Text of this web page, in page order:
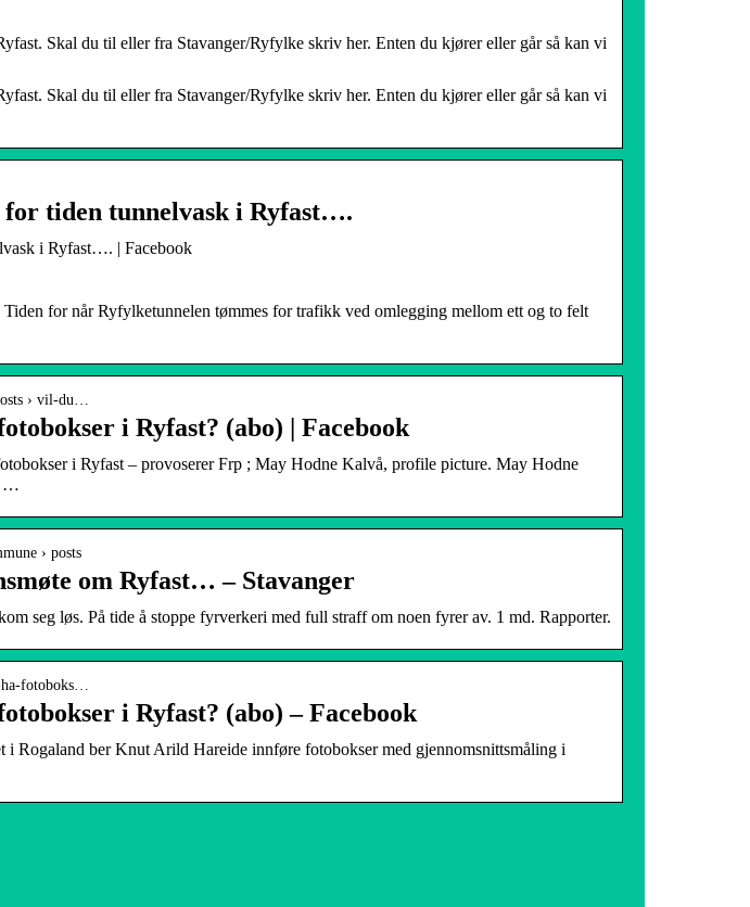
Skal du til eller fra Stavanger/Ryfylke skriv her. Enten du kjører eller går så kan vi
Skal du til eller fra Stavanger/Ryfylke skriv her. Enten du kjører eller går så kan vi
for tiden tunnelvask i Ryfast….
i Ryfast…. | Facebook
for når Ryfylketunnelen tømmes for trafikk ved omlegging mellom ett og to felt
› vil-du…
i Ryfast? (abo) | Facebook
i Ryfast – provoserer Frp ; May Hodne Kalvå, profile picture. May Hodne
…
› posts
om Ryfast… – Stavanger
seg løs. På tide å stoppe fyrverkeri med full straff om noen fyrer av. 1 md. Rapporter.
fotoboks…
i Ryfast? (abo) – Facebook
i Rogaland ber Knut Arild Hareide innføre fotobokser med gjennomsnittsmåling i